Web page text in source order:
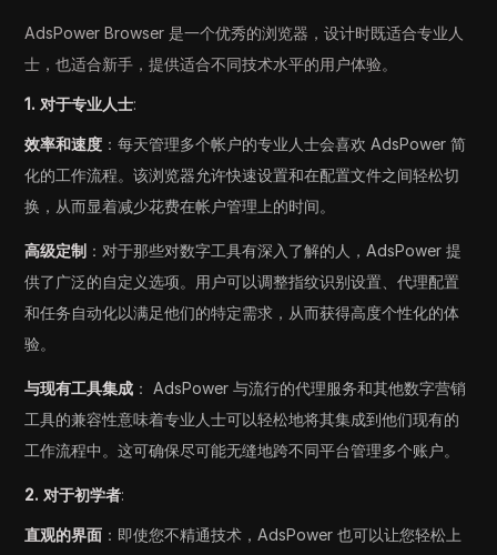
AdsPower Browser 是一个优秀的浏览器，设计时既适合专业人
士，也适合新手，提供适合不同技术水平的用户体验。
1. 对于专业人士:
效率和速度 ：每天管理多个帐户的专业人士会喜欢 AdsPower 简
化的工作流程。该浏览器允许快速设置和在配置文件之间轻松切
换，从而显着减少花费在帐户管理上的时间。
高级定制 ：对于那些对数字工具有深入了解的人，AdsPower 提
供了广泛的自定义选项。用户可以调整指纹识别设置、代理配置
和任务自动化以满足他们的特定需求，从而获得高度个性化的体
验。
与现有工具集成 ： AdsPower 与流行的代理服务和其他数字营销
工具的兼容性意味着专业人士可以轻松地将其集成到他们现有的
工作流程中。这可确保尽可能无缝地跨不同平台管理多个账户。
2. 对于初学者:
直观的界面 ：即使您不精通技术，AdsPower 也可以让您轻松上